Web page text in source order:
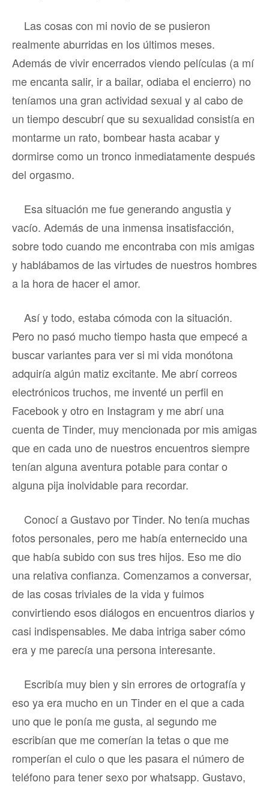
Las cosas con mi novio de se pusieron
realmente aburridas en los últimos meses.
Además de vivir encerrados viendo películas (a mí
me encanta salir, ir a bailar, odiaba el encierro) no
teníamos una gran actividad sexual y al cabo de
un tiempo descubrí que su sexualidad consistía en
montarme un rato, bombear hasta acabar y
dormirse como un tronco inmediatamente después
del orgasmo.
Esa situación me fue generando angustia y
vacío. Además de una inmensa insatisfacción,
sobre todo cuando me encontraba con mis amigas
y hablábamos de las virtudes de nuestros hombres
a la hora de hacer el amor.
Así y todo, estaba cómoda con la situación.
Pero no pasó mucho tiempo hasta que empecé a
buscar variantes para ver si mi vida monótona
adquiría algún matiz excitante. Me abrí correos
electrónicos truchos, me inventé un perfil en
Facebook y otro en Instagram y me abrí una
cuenta de Tinder, muy mencionada por mis amigas
que en cada uno de nuestros encuentros siempre
tenían alguna aventura potable para contar o
alguna pija inolvidable para recordar.
Conocí a Gustavo por Tinder. No tenía muchas
fotos personales, pero me había enternecido una
que había subido con sus tres hijos. Eso me dio
una relativa confianza. Comenzamos a conversar,
de las cosas triviales de la vida y fuimos
convirtiendo esos diálogos en encuentros diarios y
casi indispensables. Me daba intriga saber cómo
era y me parecía una persona interesante.
Escribía muy bien y sin errores de ortografía y
eso ya era mucho en un Tinder en el que a cada
uno que le ponía me gusta, al segundo me
escribían que me comerían la tetas o que me
romperían el culo o que les pasara el número de
teléfono para tener sexo por whatsapp. Gustavo,